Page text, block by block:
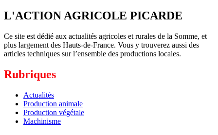
L'ACTION AGRICOLE PICARDE
Ce site est dédié aux actualités agricoles et rurales de la Somme, et
plus largement des Hauts-de-France. Vous y trouverez aussi des
articles techniques sur l’ensemble des productions locales.
Rubriques
Actualités
Production animale
Production végétale
Machinisme